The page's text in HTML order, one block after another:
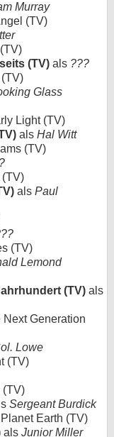
Murray
(TV)
(TV) als ???
Glass
Light (TV)
als Hal Witt
(TV)
als Paul
(TV)
Lemond
(TV) als
Generation
Lowe
(TV)
(TV)
Sergeant Burdick
Earth (TV)
als Junior Miller